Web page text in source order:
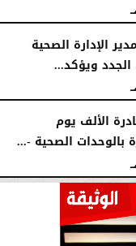
الإدارة الصحية
ويؤكد...
الألف يوم
بالوحدات الصحية -...